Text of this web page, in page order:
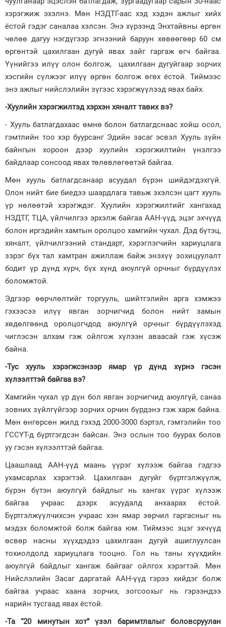
хэрэгжиж эхэлнэ. Мөн НЗДТГ-аас хэд хэдэн ажлыг хийх
ёстой гэдэг саналаа хэлсэн. Энэ хүрээнд Энхтайвны өргөн
чөлөө дагуу нэгдүгээр эгнээний баруун хөвөөгөөр 60 см
өргөнтэй цахилгаан дугуй явах зайг гаргаж өгч байгаа.
Үүнийгээ илүү олон болгож, цахилгаан дугуйгаар зорчих
хэсгийн сүлжээг илүү өргөн болгож өгөх ёстой. Тиймээс
энэ ажлыг нийслэлийн зүгээс хэрэгжүүлээд явах байх.
-Хуулийн хэрэгжилтэд хэрхэн хяналт тавих вэ?
- Хууль батлагдахаас өмнө болон батлагдснаас хойш осол,
гэмтлийн тоо хэр буурсанг Эдийн засаг эсвэл Хууль зүйн
байнгын хороон дээр хуулийн хэрэгжилтийн үнэлгээ
байдлаар сонсоод явах төлөвлөгөөтэй байгаа.
Мөн хууль батлагдсанаар асуудал бүрэн шийдэгдэхгүй.
Олон нийт бие биедээ шаардлага тавьж эхэлсэн цагт хууль
үр нөлөөтэй хэрэгждэг. Хуулийн хэрэгжилтийг хангахад
НЗДТГ, ТЦА, үйлчилгээ эрхэлж байгаа ААН-үүд, эцэг эхчүүд
болон иргэдийн хамтын оролцоо хамгийн чухал. Дэд бүтэц,
хяналт, үйлчилгээний стандарт, хэрэглэгчийн хариуцлага
зэрэг бүх тал хамтран ажиллаж байж энэхүү зохицуулалт
бодит үр дүнд хүрч, бүх хүнд аюулгүй орчныг бүрдүүлэх
боломжтой.
Эдгээр өөрчлөлтийг торгууль, шийтгэлийн арга хэмжээ
гэхээсээ илүү явган зорчигчид болон нийт замын
хөдөлгөөнд оролцогчдод аюулгүй орчныг бүрдүүлэхэд
чиглэсэн алхам гэж ойлгож хүлээн аваасай гэж хүсэж
байна.
-Тус хууль хэрэгжсэнээр ямар үр дүнд хүрнэ гэсэн
хүлээлттэй байгаа вэ?
Хамгийн чухал үр дүн бол явган зорчигчид аюулгүй, санаа
зовних зүйлгүйгээр зорчих орчин бүрдэнэ гэж харж байна.
Мөн өнгөрсөн жилд гэхэд 2000-3000 бэртэл, гэмтэлийн тоо
ГССҮТ-д бүртгэгдсэн байсан. Энэ ослын тоо буурах болов
уу гэсэн хүлээлттэй байгаа.
Цаашлаад ААН-үүд маань үүрэг хүлээж байгаа гэдгээ
ухамсарлах хэрэгтэй. Цахилгаан дугуйг бүртгэлжүүлж,
бүрэн бүтэн аюулгүй байдлыг нь хангах үүрэг хүлээж
байгаа учраас дээрх асуудалд анхаарах ёстой.
Бүртгэлжүүлчихсэн учраас хэн ямар зөрчил гаргасныг нь
мэдэх боломжтой болж байгаа юм. Тиймээс эцэг эхчүүд
өсвөр насны хүүхдэдээ цахилгаан дугуй ашиглуулсан
тохиолдолд хариуцлага тооцно. Гол нь таны хүүхдийн
аюулгүй байдлыг хангаж байгааг ойлгох хэрэгтэй. Мөн
Нийслэлийн Засаг даргатай ААН-үүд гэрээ хийдэг болж
байгаа учраас хаана зорчих, зогсоохыг нь гэрээндээ
нарийн тусгаад явах ёстой.
-Та “20 минутын хот” үзэл баримтлалыг боловсруулан